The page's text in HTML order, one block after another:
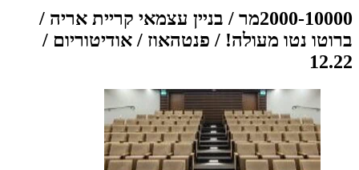
2000-10000מר / בניין עצמאי קריית אריה /
ברוטו נטו מעולה! / פנטהאוז / אודיטוריום /
12.22